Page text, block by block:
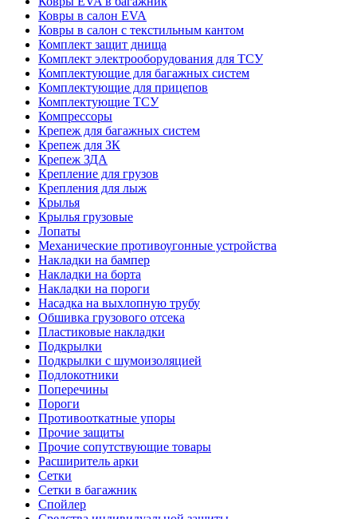
Ковры в салон EVA
Ковры в салон с текстильным кантом
Комплект защит днища
Комплект электрооборудования для ТСУ
Комплектующие для багажных систем
Комплектующие для прицепов
Комплектующие ТСУ
Компрессоры
Крепеж для багажных систем
Крепеж для ЗК
Крепеж ЗДА
Крепление для грузов
Крепления для лыж
Крылья
Крылья грузовые
Лопаты
Механические противоугонные устройства
Накладки на бампер
Накладки на борта
Накладки на пороги
Насадка на выхлопную трубу
Обшивка грузового отсека
Пластиковые накладки
Подкрылки
Подкрылки с шумоизоляцией
Подлокотники
Поперечины
Пороги
Противооткатные упоры
Прочие защиты
Прочие сопутствующие товары
Расширитель арки
Сетки
Сетки в багажник
Спойлер